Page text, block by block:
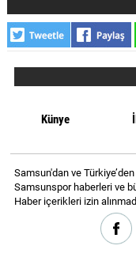
VİDEO
YAZARLAR
Künye
İletişim
Gizlilik
Politikası
Künye
Samsun'dan ve
Samsunspor haberleri ve
Haber içerikleri izin